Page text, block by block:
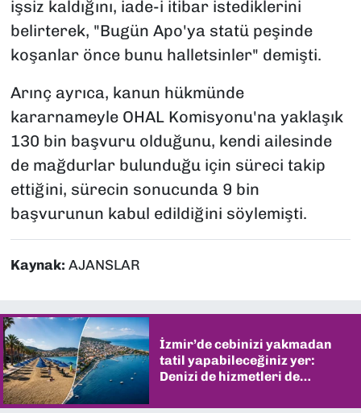
işsiz kaldığını, iade-i itibar istediklerini
belirterek, "Bugün Apo'ya statü peşinde
koşanlar önce bunu halletsinler" demişti.
Arınç ayrıca, kanun hükmünde
kararnameyle OHAL Komisyonu'na yaklaşık
130 bin başvuru olduğunu, kendi ailesinde
de mağdurlar bulunduğu için süreci takip
ettiğini, sürecin sonucunda 9 bin
başvurunun kabul edildiğini söylemişti.
Kaynak: AJANSLAR
İzmir’de cebinizi yakmadan
tatil yapabileceğiniz yer:
Denizi de hizmetleri de